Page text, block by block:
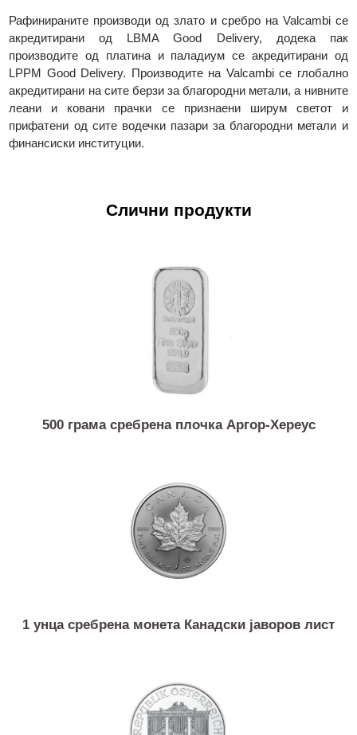
испитување, развој на специјализирани полупроизводи
часовничката индустрија, како и дизајнирање и
на монети, медали, празнини и комплексни легури.
Рафинираните производи од злато и сребро на Valcambi
акредитирани од LBMA Good Delivery, додека
производите од платина и паладиум се акредитирани
LPPM Good Delivery. Производите на Valcambi се
финансиски институции.
Слични продукти
500 грама сребрена плочка Аргор-Хереус
1 унца сребрена монета Канадски јаворов лист